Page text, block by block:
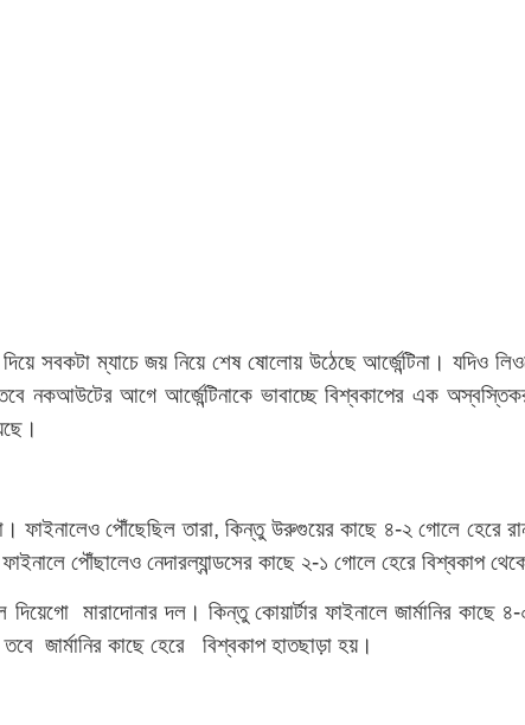
সবকটা ম্যাচে জয় নিয়ে শেষ ষোলোয় উঠেছে আর্জেন্টিনা। যদিও
নকআউটের আগে আর্জেন্টিনাকে ভাবাচ্ছে বিশ্বকাপের এক
ফাইনালেও পৌঁছেছিল তারা, কিন্তু উরুগুয়ের কাছে ৪-২ গোলে হেরে
পৌঁছালেও নেদারল্যান্ডসের কাছে ২-১ গোলে হেরে বিশ্বকাপ
মারাদোনার দল। কিন্তু কোয়ার্টার ফাইনালে জার্মানির
জার্মানির কাছে হেরে বিশ্বকাপ হাতছাড়া হয়।